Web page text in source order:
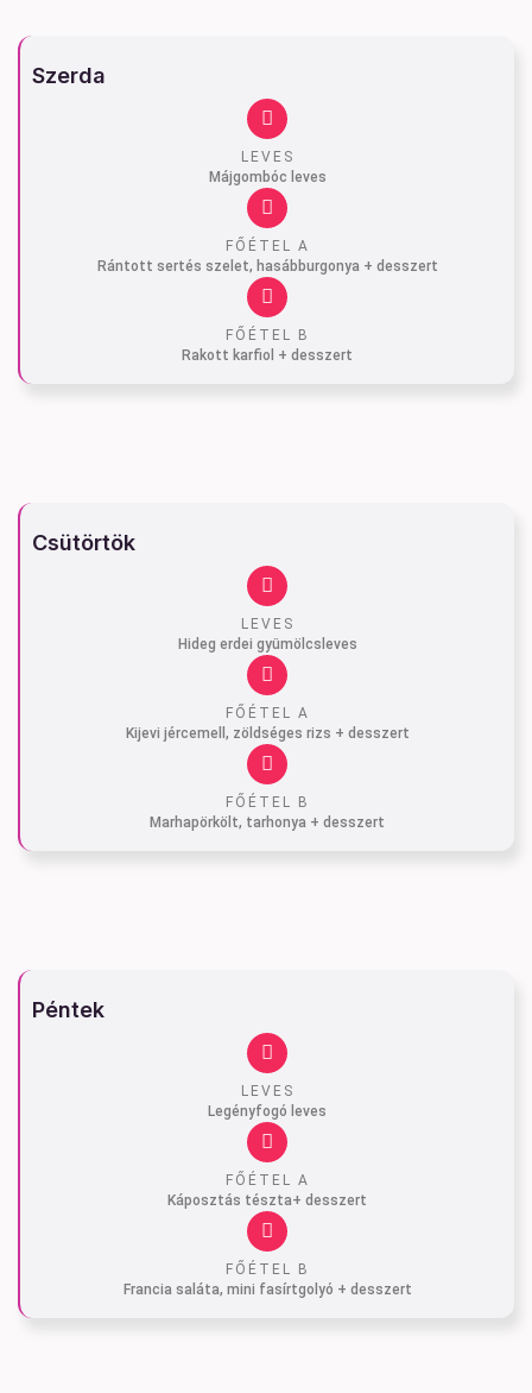
Szerda
LEVES
Májgombóc leves
FŐÉTEL A
Rántott sertés szelet, hasábburgonya + desszert
FŐÉTEL B
Rakott karfiol + desszert
Csütörtök
LEVES
Hideg erdei gyümölcsleves
FŐÉTEL A
Kijevi jércemell, zöldséges rizs + desszert
FŐÉTEL B
Marhapörkölt, tarhonya + desszert
Péntek
LEVES
Legényfogó leves
FŐÉTEL A
Káposztás tészta+ desszert
FŐÉTEL B
Francia saláta, mini fasírtgolyó + desszert